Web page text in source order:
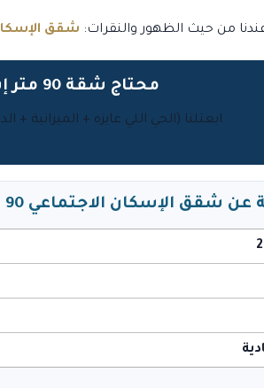
من حيث الظهور والنقرات: شقق الإسكان
محتاج شقة 90 متر إسكان اجتماعي في العاشر من رمضان؟
ابعتلنا (الحي اللي عايزه + الميزانية
شقق الإسكان الاجتماعي 90 متر